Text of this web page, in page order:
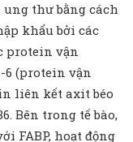
ung thư bằng cách
khẩu bởi các
protein vận
6 (protein vận
liên kết axit béo
Bên trong tế bào,
FABP, hoạt động